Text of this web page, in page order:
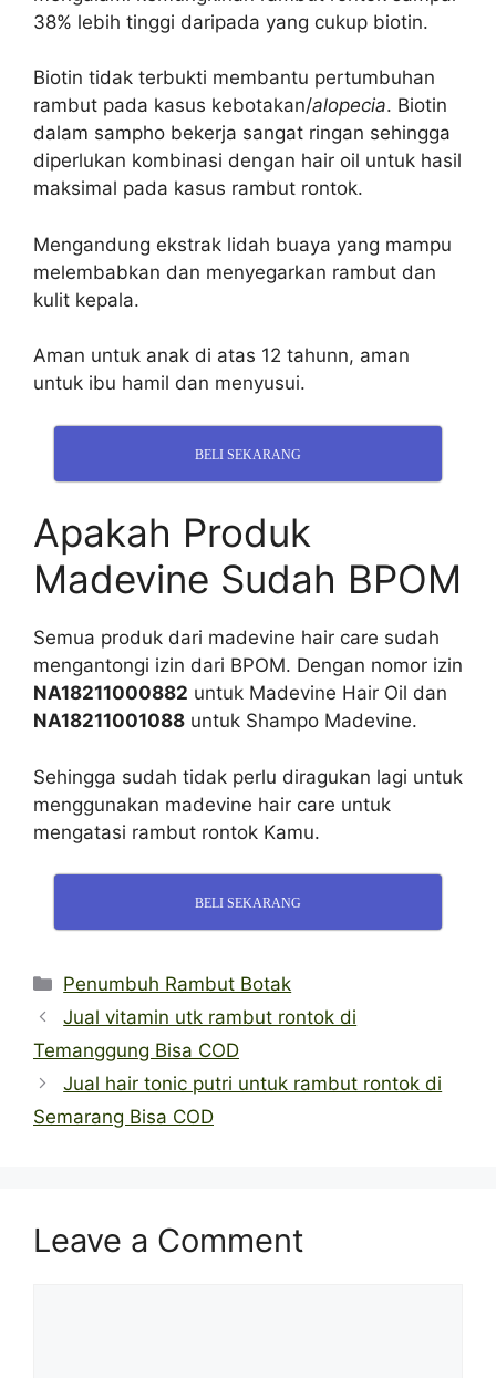
38% lebih tinggi daripada yang cukup biotin.
Biotin tidak terbukti membantu pertumbuhan
rambut pada kasus kebotakan/alopecia. Biotin
dalam sampho bekerja sangat ringan sehingga
diperlukan kombinasi dengan hair oil untuk hasil
maksimal pada kasus rambut rontok.
Mengandung ekstrak lidah buaya yang mampu
melembabkan dan menyegarkan rambut dan
kulit kepala.
Aman untuk anak di atas 12 tahunn, aman
untuk ibu hamil dan menyusui.
BELI SEKARANG
Apakah Produk
Madevine Sudah BPOM
Semua produk dari madevine hair care sudah
mengantongi izin dari BPOM. Dengan nomor izin
NA18211000882 untuk Madevine Hair Oil dan
NA18211001088 untuk Shampo Madevine.
Sehingga sudah tidak perlu diragukan lagi untuk
menggunakan madevine hair care untuk
mengatasi rambut rontok Kamu.
BELI SEKARANG
Categories
Penumbuh Rambut Botak
Jual vitamin utk rambut rontok di
Temanggung Bisa COD
Jual hair tonic putri untuk rambut rontok di
Semarang Bisa COD
Leave a Comment